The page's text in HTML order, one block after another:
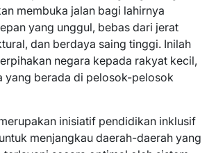
membuka jalan bagi lahirnya
yang unggul, bebas dari jerat
dan berdaya saing tinggi. Inilah
negara kepada rakyat kecil,
yang berada di pelosok-pelosok
inisiatif pendidikan inklusif
menjangkau daerah-daerah yang